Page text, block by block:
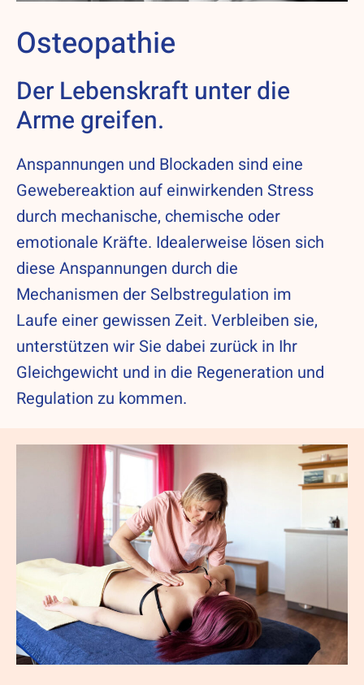
Osteopathie
Der Lebenskraft unter die
Arme greifen.
Anspannungen und Blockaden sind eine
Gewebereaktion auf einwirkenden Stress
durch mechanische, chemische oder
emotionale Kräfte. Idealerweise lösen sich
diese Anspannungen durch die
Mechanismen der Selbstregulation im
Laufe einer gewissen Zeit. Verbleiben sie,
unterstützen wir Sie dabei zurück in Ihr
Gleichgewicht und in die Regeneration und
Regulation zu kommen.